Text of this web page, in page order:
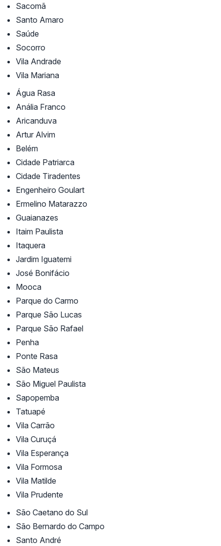
Sacomã
Santo Amaro
Saúde
Socorro
Vila Andrade
Vila Mariana
Água Rasa
Anália Franco
Aricanduva
Artur Alvim
Belém
Cidade Patriarca
Cidade Tiradentes
Engenheiro Goulart
Ermelino Matarazzo
Guaianazes
Itaim Paulista
Itaquera
Jardim Iguatemi
José Bonifácio
Mooca
Parque do Carmo
Parque São Lucas
Parque São Rafael
Penha
Ponte Rasa
São Mateus
São Miguel Paulista
Sapopemba
Tatuapé
Vila Carrão
Vila Curuçá
Vila Esperança
Vila Formosa
Vila Matilde
Vila Prudente
São Caetano do Sul
São Bernardo do Campo
Santo André